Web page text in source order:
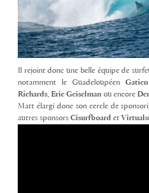
Il rejoint donc une belle équipe de
notamment le Guadeloupéen
Richards, Eric Geiselman ou encore
Matt élargi donc son cercle de
autres sponsors Cisurfboard et